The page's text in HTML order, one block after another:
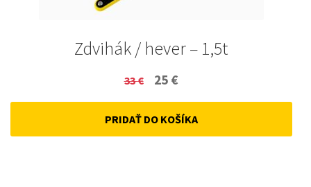
Zdvihák / hever – 1,5t
33€
Original
price
was:
25 €
price
is:
PRIDAŤ DO KOŠÍKA